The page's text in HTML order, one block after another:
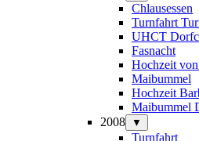
Chlausessen
Turnfahrt
UHCT
Fasnacht
Hochzeit
Maibummel
Hochzeit
Maibummel
2008
▼
Turnfahrt